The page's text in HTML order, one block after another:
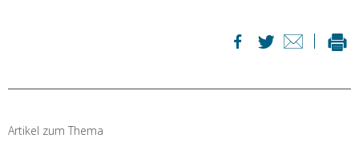
Artikel zum Thema